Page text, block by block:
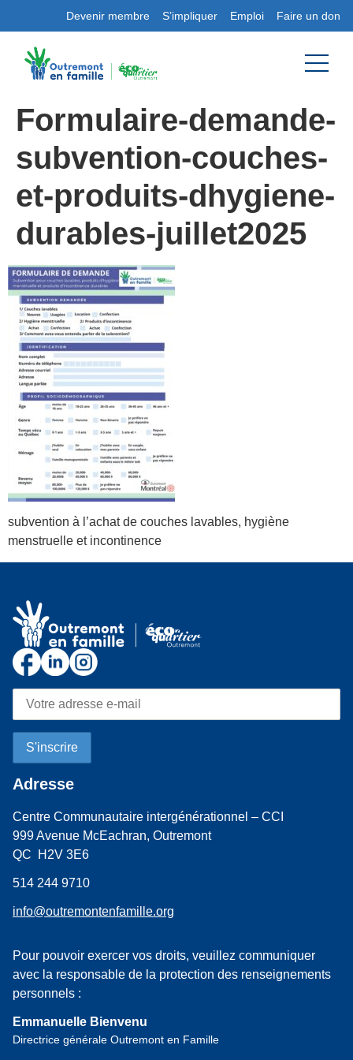
Devenir membre S’impliquer Emploi Faire un don
Formulaire-demande-
subvention-couches-
et-produits-dhygiene-
durables-juillet2025
subvention à l’achat de couches lavables, hygiène
menstruelle et incontinence
Adresse
Centre Communautaire intergénérationnel – CCI
999 Avenue McEachran, Outremont
QC H2V 3E6
514 244 9710
info@outremontenfamille.org
Pour pouvoir exercer vos droits, veuillez communiquer
avec la responsable de la protection des renseignements
personnels :
Emmanuelle Bienvenu
Directrice générale Outremont en Famille